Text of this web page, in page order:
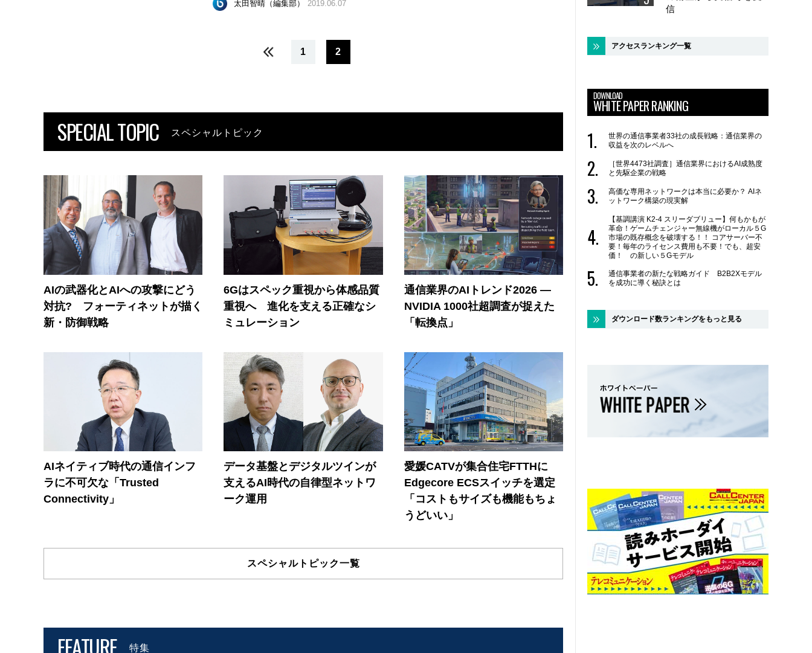
太田智晴（編集部） 2019.06.07
1 2
SPECIAL TOPIC スペシャルトピック
AIの武器化とAIへの攻撃にどう
対抗? フォーティネットが描く
新・防御戦略
6Gはスペック重視から体感品質
重視へ 進化を支える正確なシ
ミュレーション
通信業界のAIトレンド2026 ―
NVIDIA 1000社超調査が捉えた
「転換点」
AIネイティブ時代の通信インフ
ラに不可欠な「Trusted
Connectivity」
データ基盤とデジタルツインが
支えるAI時代の自律型ネットワ
ーク運用
愛媛CATVが集合住宅FTTHに
Edgecore ECSスイッチを選定
「コストもサイズも機能もちょ
うどいい」
スペシャルトピック一覧
特集
信
アクセスランキング一覧
DOWNLOAD
WHITE PAPER RANKING
世界の通信事業者33社の成長戦略：通信業界の
収益を次のレベルへ
［世界4473社調査］通信業界におけるAI成熟度
と先駆企業の戦略
高価な専用ネットワークは本当に必要か？ AIネ
ットワーク構築の現実解
【基調講演 K2-4 スリーダブリュー】何もかもが
革命！ゲームチェンジャー無線機がローカル５G
市場の既存概念を破壊する！！ コアサーバー不
要！毎年のライセンス費用も不要！でも、超安
価！ の新しい５Gモデル
通信事業者の新たな戦略ガイド B2B2Xモデル
を成功に導く秘訣とは
ダウンロード数ランキングをもっと見る